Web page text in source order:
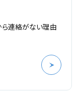
連絡がない理由